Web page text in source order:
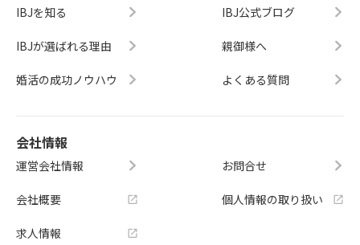
IBJを知る
IBJが選ばれる理由
婚活の成功ノウハウ
IBJ公式ブログ
親御様へ
よくある質問
会社情報
運営会社情報
会社概要
求人情報
お問合せ
個人情報の取り扱い